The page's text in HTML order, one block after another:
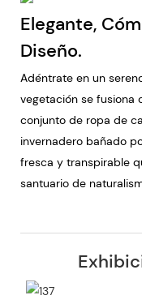
Elegante,
Diseño.
Adéntrate en un
vegetación se fusiona
conjunto de ropa de
invernadero bañado
fresca y transpirable
santuario de